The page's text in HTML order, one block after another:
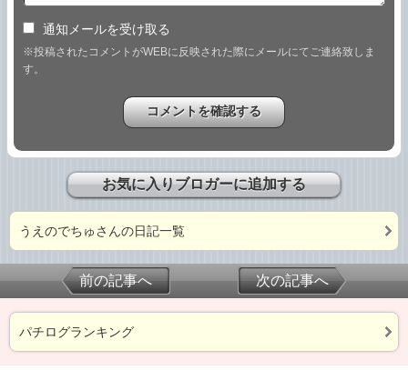
通知メールを受け取る
※投稿されたコメントがWEBに反映された際にメールにてご連絡致しま
す。
お気に入りブロガーに追加する
うえのでちゅさんの日記一覧
前の記事へ 次の記事へ
パチログランキング